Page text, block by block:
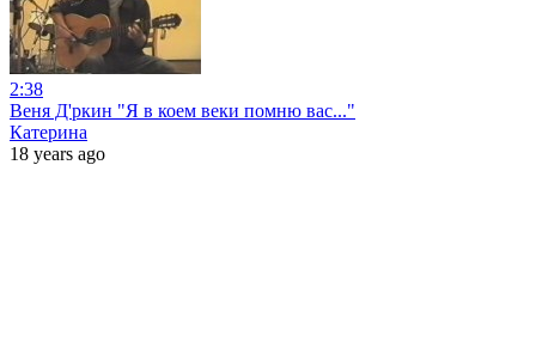
2:38
Веня Д'ркин "Я в коем веки помню вас..."
Катерина
18 years ago